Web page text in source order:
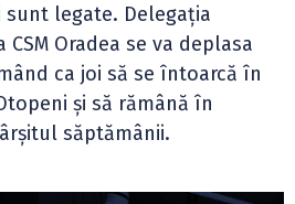
sunt legate. Delegația
Oradea se va deplasa
ca joi să se întoarcă în
și să rămână în
săptămânii.